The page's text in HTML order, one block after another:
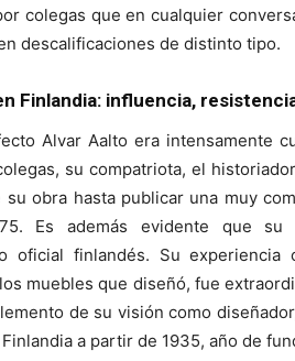
colegas que en cualquier
descalificaciones de distinto tipo.
Finlandia: influencia,
Alvar Aalto era intensamente
su compatriota, el
su obra hasta publicar una muy
Es además evidente que su
oficial finlandés. Su experiencia
muebles que diseñó, fue
de su visión como
a partir de 1935, año de